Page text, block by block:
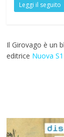
e
o
o
Leggi il seguito
Il Girovago è un
editrice Nuova S1